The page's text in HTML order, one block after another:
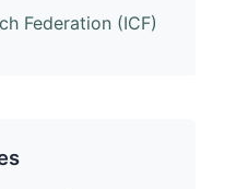
Federation (ICF)